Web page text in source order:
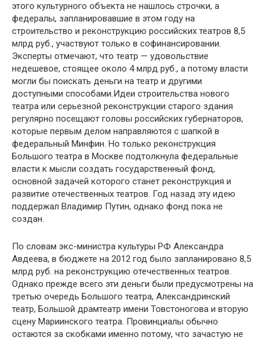
этого культурного объекта не нашлось строчки, а
федералы, запланировавшие в этом году на
строительство и реконструкцию российских театров 8,5
млрд руб., участвуют только в софинансировании.
Эксперты отмечают, что театр — удовольствие
недешевое, стоящее около 4 млрд руб., а потому власти
могли бы поискать деньги на театр и другими
доступными способами.Идеи строительства нового
театра или серьезной реконструкции старого здания
регулярно посещают головы российских губернаторов,
которые первым делом направляются с шапкой в
федеральный Минфин. Но только реконструкция
Большого театра в Москве подтолкнула федеральные
власти к мысли создать государственный фонд,
основной задачей которого станет реконструкция и
развитие отечественных театров. Год назад эту идею
поддержал Владимир Путин, однако фонд пока не
создан.
По словам экс-министра культуры РФ Александра
Авдеева, в бюджете на 2012 год было запланировано 8,5
млрд руб. на реконструкцию отечественных театров.
Однако прежде всего эти деньги были предусмотрены на
третью очередь Большого театра, Александринский
театр, Большой драмтеатр имени Товстоногова и вторую
сцену Мариинского театра. Провинциалы обычно
остаются за скобками именно потому, что зачастую не